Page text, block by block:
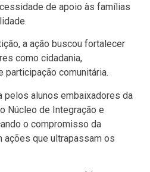
de apoio às famílias
a ação buscou fortalecer
como cidadania,
comunitária.
pelos alunos embaixadores da
Núcleo de Integração e
o compromisso da
ações que ultrapassam os